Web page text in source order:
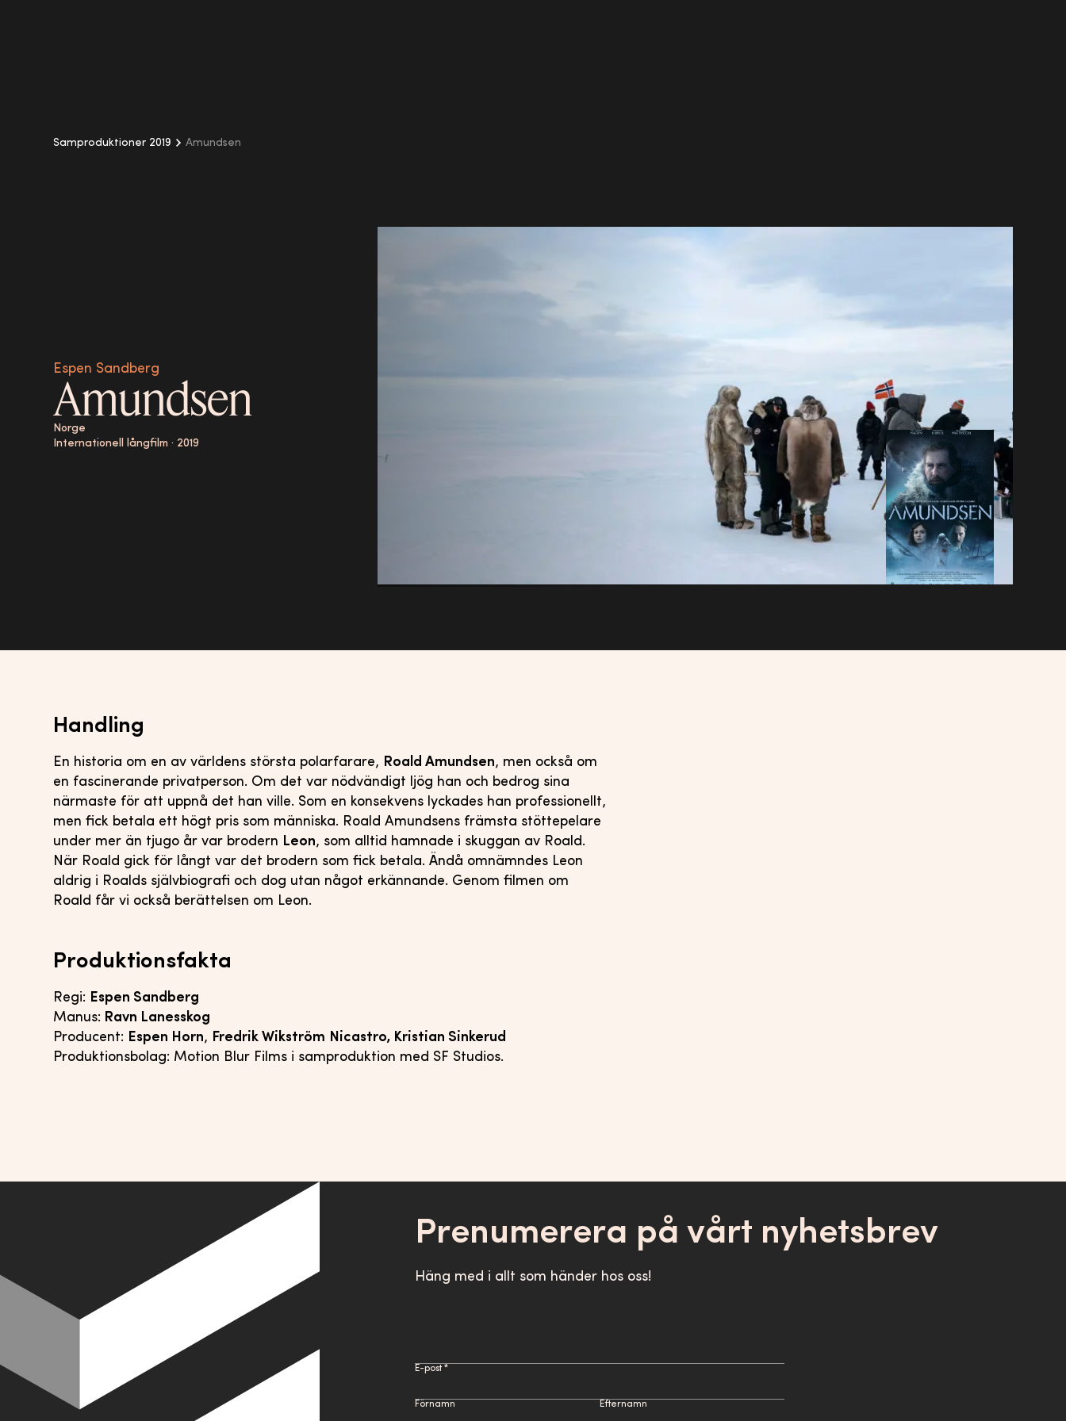
Samproduktioner 2019 Amundsen
Espen Sandberg
Amundsen
Norge
Internationell långfilm· 2019
Handling
En historia om en av världens största polarfarare, Roald Amundsen, men också om
en fascinerande privatperson. Om det var nödvändigt ljög han och bedrog sina
närmaste för att uppnå det han ville. Som en konsekvens lyckades han professionellt,
men fick betala ett högt pris som människa. Roald Amundsens främsta stöttepelare
under mer än tjugo år var brodern Leon, som alltid hamnade i skuggan av Roald.
När Roald gick för långt var det brodern som fick betala. Ändå omnämndes Leon
aldrig i Roalds självbiografi och dog utan något erkännande. Genom filmen om
Roald får vi också berättelsen om Leon.
Produktionsfakta
Regi: Espen Sandberg
Manus: Ravn Lanesskog
Producent: Espen Horn, Fredrik Wikström Nicastro, Kristian Sinkerud
Produktionsbolag: Motion Blur Films i samproduktion med SF Studios.
Prenumerera på vårt nyhetsbrev
Häng med i allt som händer hos oss!
E-post *
Förnamn Efternamn